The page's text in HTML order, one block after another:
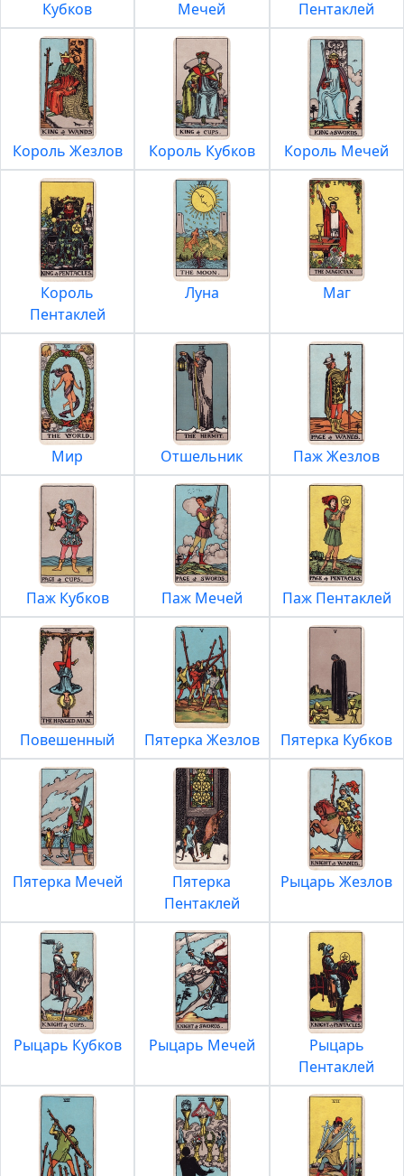
Кубков Мечей Пентаклей
Король Жезлов Король Кубков Король Мечей
Король
Пентаклей
Луна Маг
Мир Отшельник Паж Жезлов
Паж Кубков Паж Мечей Паж Пентаклей
Повешенный Пятерка Жезлов Пятерка Кубков
Пятерка Мечей
Пятерка
Пентаклей
Рыцарь Жезлов
Рыцарь Кубков Рыцарь Мечей
Рыцарь
Пентаклей